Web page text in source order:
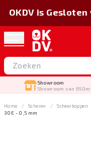
Showroom
Showroom van
OKDV is
Home Scheren Scheerkoppen
30E - 0,5 mm